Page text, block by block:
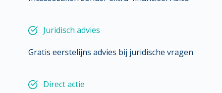
Juridisch advies
Gratis eerstelijns advies bij juridische vragen
Direct actie